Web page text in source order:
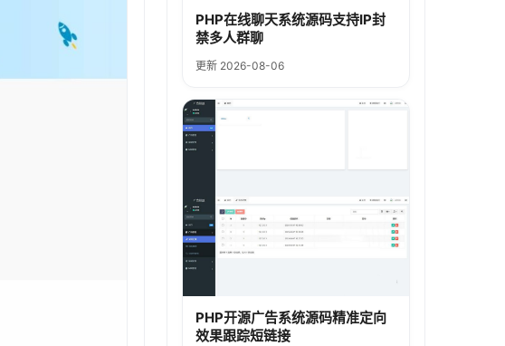
PHP在线聊天系统源码支持IP封
禁多人群聊
更新 2026-08-06
PHP开源广告系统源码精准定向
效果跟踪短链接